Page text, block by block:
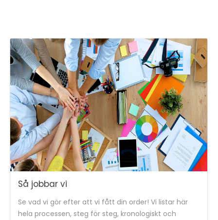
Så jobbar vi
Se vad vi gör efter att vi fått din order! Vi listar här
hela processen, steg för steg, kronologiskt och